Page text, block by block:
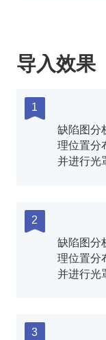
导入效果
1
缺陷图分
理位置分
并进行光
2
缺陷图分
理位置分
并进行光
3